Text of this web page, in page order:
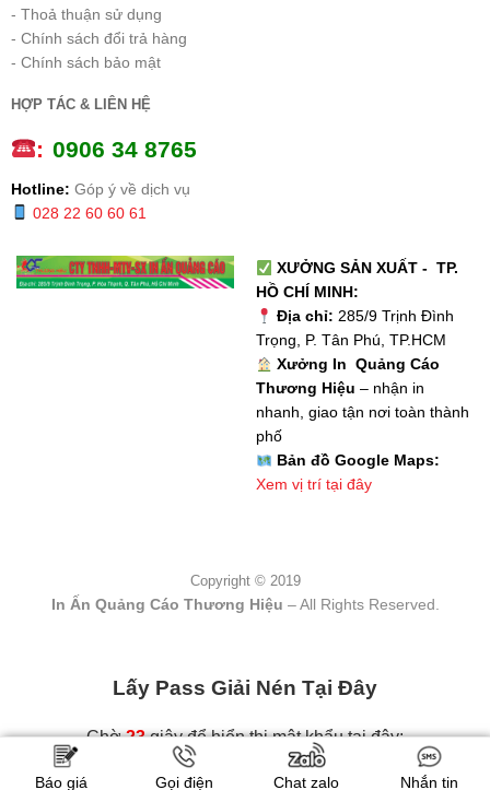
- Thoả thuận sử dụng
- Chính sách đổi trả hàng
- Chính sách bảo mật
HỢP TÁC & LIÊN HỆ
: 0906 34 8765
Hotline: Góp ý về dịch vụ
028 22 60 60 61
XƯỞNG SẢN XUẤT - TP.
HỒ CHÍ MINH:
Địa chỉ: 285/9 Trịnh Đình
Trọng, P. Tân Phú, TP.HCM
Xưởng In Quảng Cáo
Thương Hiệu – nhận in
nhanh, giao tận nơi toàn thành
phố
Bản đồ Google Maps:
Xem vị trí tại đây
Copyright © 2019
In Ấn Quảng Cáo Thương Hiệu – All Rights Reserved.
Lấy Pass Giải Nén Tại Đây
Chờ23giây để hiển thị mật khẩu tại đây:
Báo giá Gọi điện Chat zalo Nhắn tin